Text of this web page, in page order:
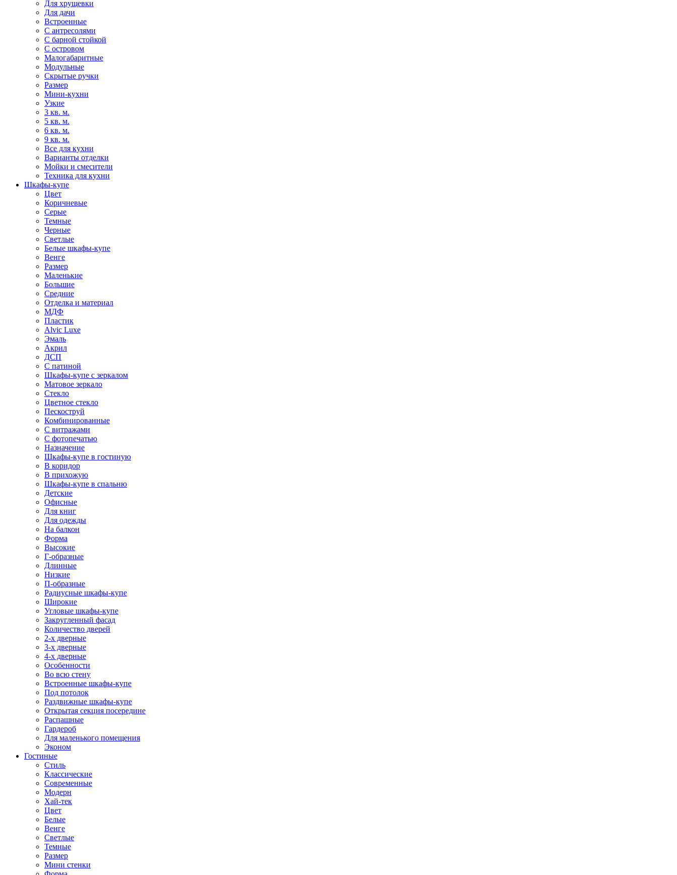
Для хрущевки
Для дачи
Встроенные
С антресолями
С барной стойкой
С островом
Малогабаритные
Модульные
Скрытые ручки
Размер
Мини-кухни
Узкие
3 кв. м.
5 кв. м.
6 кв. м.
9 кв. м.
Все для кухни
Варианты отделки
Мойки и смесители
Техника для кухни
Шкафы-купе
Цвет
Коричневые
Серые
Темные
Черные
Светлые
Белые шкафы-купе
Венге
Размер
Маленькие
Большие
Средние
Отделка и материал
МДФ
Пластик
Alvic Luxe
Эмаль
Акрил
ДСП
С патиной
Шкафы-купе с зеркалом
Матовое зеркало
Стекло
Цветное стекло
Пескоструй
Комбинированные
С витражами
С фотопечатью
Назначение
Шкафы-купе в гостиную
В коридор
В прихожую
Шкафы-купе в спальню
Детские
Офисные
Для книг
Для одежды
На балкон
Форма
Высокие
Г-образные
Длинные
Низкие
П-образные
Радиусные шкафы-купе
Широкие
Угловые шкафы-купе
Закругленный фасад
Количество дверей
2-х дверные
3-х дверные
4-х дверные
Особенности
Во всю стену
Встроенные шкафы-купе
Под потолок
Раздвижные шкафы-купе
Открытая секция посередине
Распашные
Гардероб
Для маленького помещения
Эконом
Гостиные
Стиль
Классические
Современные
Модерн
Хай-тек
Цвет
Белые
Венге
Светлые
Темные
Размер
Мини стенки